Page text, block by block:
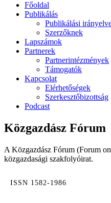
Főoldal
Publikálás
Publikálási
Szerzőknek
Lapszámok
Partnerek
Partnerintézmények
Támogatók
Kapcsolat
Elérhetőségek
Szerkesztőbizottság
Podcast
Közgazdász Fórum
A Közgazdász Fórum (Forum
közgazdasági szakfolyóirat.
ISSN 1582-1986